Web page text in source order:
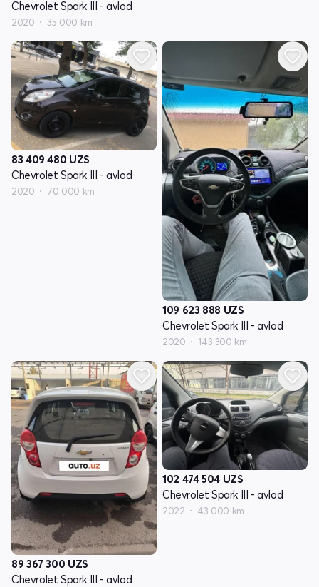
Chevrolet Spark III - avlod
2020 35 000 km
83 409 480 UZS
Chevrolet Spark III - avlod
2020 70 000 km
109 623 888 UZS
Chevrolet Spark III - avlod
2020 143 300 km
89 367 300 UZS
Chevrolet Spark III - avlod
102 474 504 UZS
Chevrolet Spark III - avlod
2022 43 000 km